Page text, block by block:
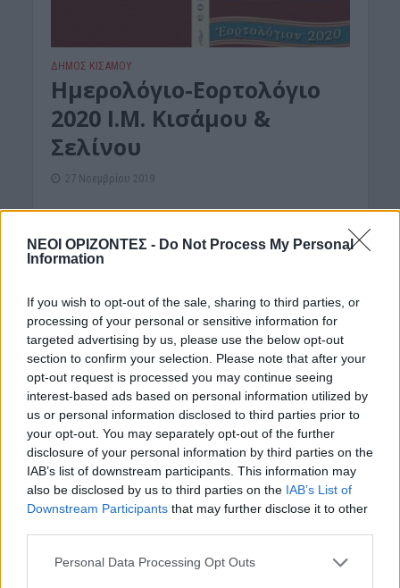
ΝΕΟΙ ΟΡΙΖΟΝΤΕΣ - Do Not Process My Personal
Information
If you wish to opt-out of the sale, sharing to third parties, or
processing of your personal or sensitive information for
targeted advertising by us, please use the below opt-out
section to confirm your selection. Please note that after your
opt-out request is processed you may continue seeing
interest-based ads based on personal information utilized by
us or personal information disclosed to third parties prior to
your opt-out. You may separately opt-out of the further
disclosure of your personal information by third parties on the
IAB’s list of downstream participants. This information may
also be disclosed by us to third parties on the IAB’s List of
Downstream Participants that may further disclose it to other
Personal Data Processing Opt Outs
ΔΉΜΟΣ ΚΙΣΆΜΟΥ
Ημερολόγιο-Εορτολόγιο
2020 Ι.Μ. Κισάμου &
Σελίνου
27 Νοεμβρίου 2019
Η Ιερά Μητρόπολις Κισάμου & Σελίνου
ανακοινώνει την έκδοση του Ημερολογίου-
Εορτολογίου Της για το 2020. Το Ημερολόγιο είναι
E.E.Σ. Κισάμου: Πεζοπορία
στο Σηρικαριανό φαράγγι